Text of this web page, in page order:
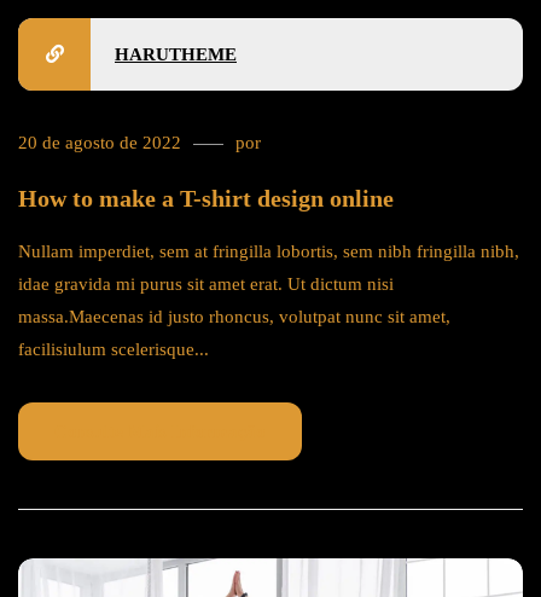
HARUTHEME
20 de agosto de 2022 por
How to make a T-shirt design online
Nullam imperdiet, sem at fringilla lobortis, sem nibh fringilla nibh,
idae gravida mi purus sit amet erat. Ut dictum nisi
massa.Maecenas id justo rhoncus, volutpat nunc sit amet,
facilisiulum scelerisque...